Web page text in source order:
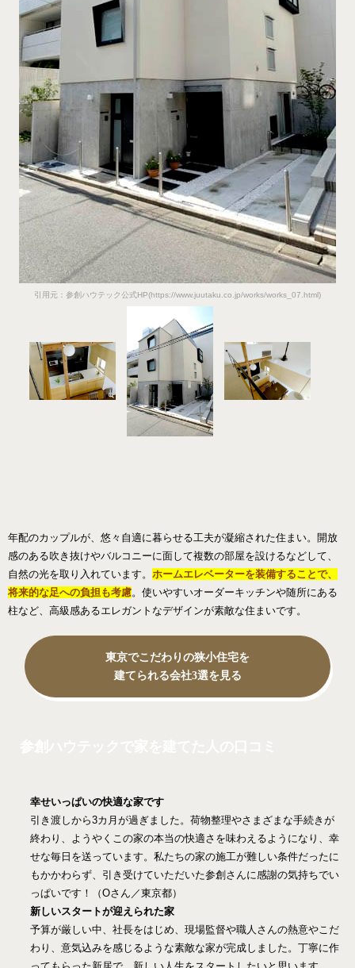
引用元：参創ハウテック公式HP(https://www.juutaku.co.jp/works/works_07.html)
年配のカップルが、悠々自適に暮らせる工夫が凝縮された住まい。開放
感のある吹き抜けやバルコニーに面して複数の部屋を設けるなどして、
自然の光を取り入れています。 ホームエレベーターを装備することで、
将来的な足への負担も考慮。使いやすいオーダーキッチンや随所にある
柱など、高級感あるエレガントなデザインが素敵な住まいです。
東京でこだわりの狭小住宅を
建てられる会社3選を見る
幸せいっぱいの快適な家です
引き渡しから3カ月が過ぎました。荷物整理やさまざまな手続きが
終わり、ようやくこの家の本当の快適さを味わえるようになり、幸
せな毎日を送っています。私たちの家の施工が難しい条件だったに
もかかわらず、引き受けていただいた参創さんに感謝の気持ちでい
っぱいです！（Oさん／東京都）
新しいスタートが迎えられた家
予算が厳しい中、社長をはじめ、現場監督や職人さんの熱意やこだ
わり、意気込みを感じるような素敵な家が完成しました。丁寧に作